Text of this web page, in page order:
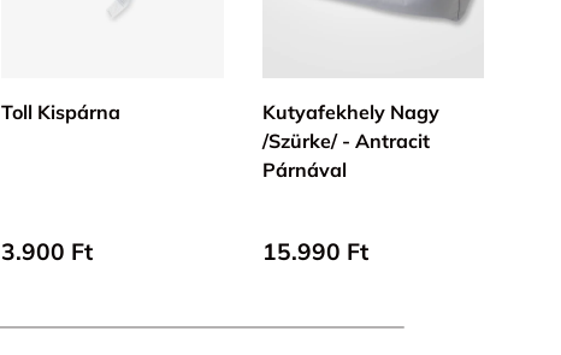
Toll Kispárna
Alap ár
3.900 Ft
Kutyafekhely Nagy
/Szürke/ - Antracit
Párnával
Alap ár
15.990 Ft